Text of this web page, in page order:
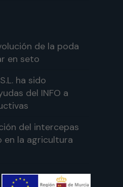
de la poda
en seto
ha sido
del INFO a
del intercepas
en la agricultura